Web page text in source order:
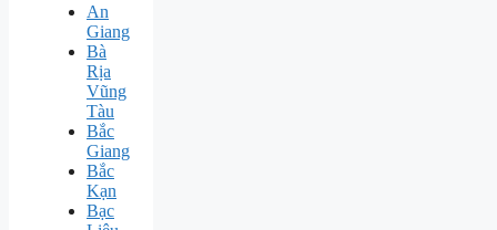
An
Giang
Bà
Rịa
Vũng
Tàu
Bắc
Giang
Bắc
Kạn
Bạc